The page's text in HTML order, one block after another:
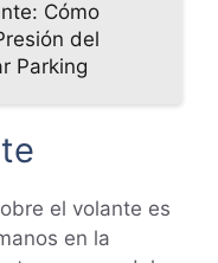
Cómo
del
Parking
el volante es
en la